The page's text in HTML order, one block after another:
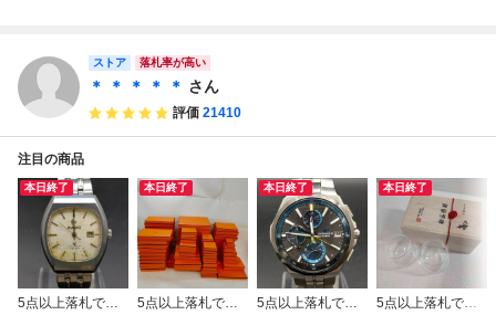
ストア 落札率が高い
＊ ＊ ＊ ＊ ＊ さん
評価 21410
注目の商品
本日終了
5点以上落札で送
本日終了
5点以上落札で送
本日終了
5点以上落札で送
本日終了
5点以上落札で送